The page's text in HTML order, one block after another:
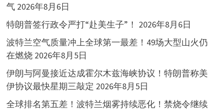
气 2026年8月6日
特朗普签行政令严打“赴美生子”！ 2026年8月6日
波特兰空气质量冲上全球第一最差！49场大型山火仍
在燃烧 2026年8月5日
伊朗与阿曼接近达成霍尔木兹海峡协议！特朗普称美
伊协议最快星期三敲定 2026年8月5日
全球排名第五差！波特兰烟雾持续恶化！禁烧令继续